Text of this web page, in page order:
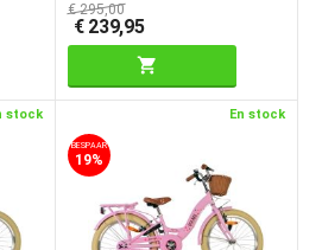
€295,00
€ 239,95
stock En stock
BESPAAR
19%